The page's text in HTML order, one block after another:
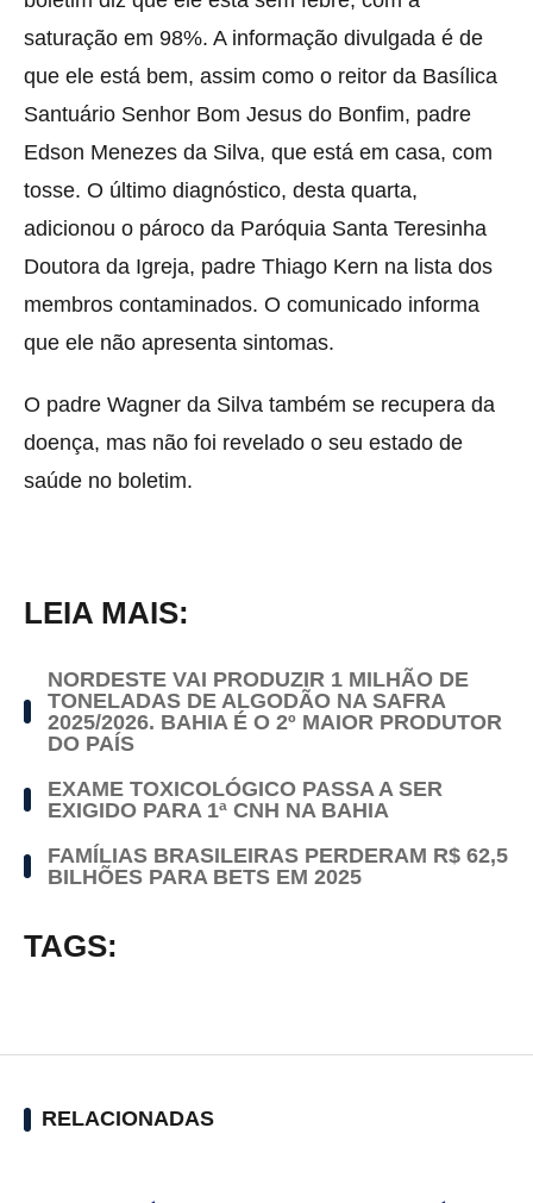
saturação em 98%. A informação divulgada é de
que ele está bem, assim como o reitor da Basílica
Santuário Senhor Bom Jesus do Bonfim, padre
Edson Menezes da Silva, que está em casa, com
tosse. O último diagnóstico, desta quarta,
adicionou o pároco da Paróquia Santa Teresinha
Doutora da Igreja, padre Thiago Kern na lista dos
membros contaminados. O comunicado informa
que ele não apresenta sintomas.
O padre Wagner da Silva também se recupera da
doença, mas não foi revelado o seu estado de
saúde no boletim.
LEIA MAIS:
NORDESTE VAI PRODUZIR 1 MILHÃO DE
TONELADAS DE ALGODÃO NA SAFRA
2025/2026. BAHIA É O 2º MAIOR PRODUTOR
DO PAÍS
EXAME TOXICOLÓGICO PASSA A SER
EXIGIDO PARA 1ª CNH NA BAHIA
FAMÍLIAS BRASILEIRAS PERDERAM R$ 62,5
BILHÕES PARA BETS EM 2025
TAGS:
RELACIONADAS